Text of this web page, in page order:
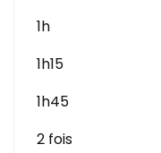
1h
1h15
1h45
2 fois